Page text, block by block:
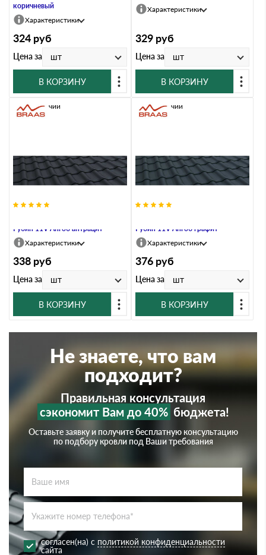
коричневый
Характеристики
324 руб
Цена за шт
В КОРЗИНУ
Характеристики
329 руб
Цена за шт
В КОРЗИНУ
Рубин 11V Ангоб антрацит
В наличии
Характеристики
338 руб
Цена за шт
В КОРЗИНУ
Рубин 11V Ангоб графит
В наличии
Характеристики
376 руб
Цена за шт
В КОРЗИНУ
Не знаете, что вам
подходит?
Правильная консультация
сэкономит Вам до 40% бюджета!
Оставьте заявку и получите бесплатную консультацию
по подбору кровли под Ваши требования
согласен(на) с политикой конфиденциальности
сайта